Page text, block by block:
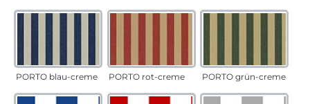
PORTO blau-creme PORTO rot-creme PORTO grün-creme